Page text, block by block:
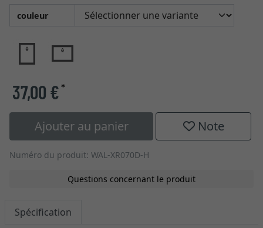
couleur
37,00 €*
Ajouter au panier Note
Numéro du produit: WAL-XR070D-H
Questions concernant le produit
Spécification